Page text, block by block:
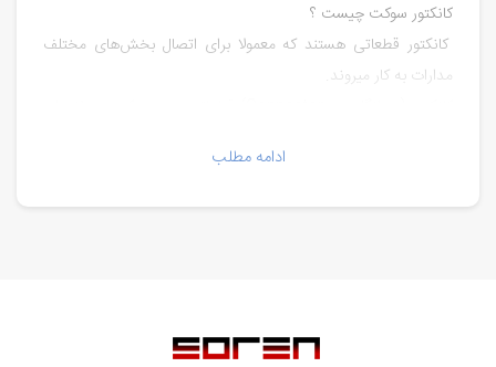
کانکتور سوکت چیست ؟
کانکتور قطعاتی هستند که معمولا برای اتصال بخش‌های مختلف
مدارات به کار میروند.
این قطعات معمولا در جا‌هایی که احتمال قطعی وجود داره و یا
ادامه مطلب